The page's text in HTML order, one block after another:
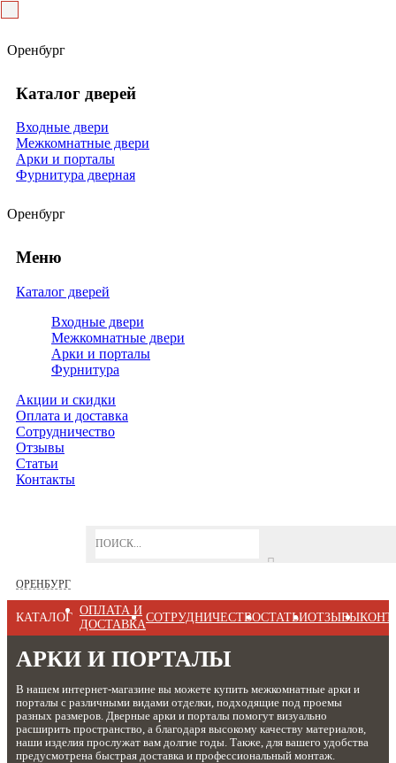
Оренбург
Каталог дверей
Входные двери
Межкомнатные двери
Арки и порталы
Фурнитура дверная
Оренбург
Меню
Каталог дверей
Входные двери
Межкомнатные двери
Арки и порталы
Фурнитура
Акции и скидки
Оплата и доставка
Сотрудничество
Отзывы
Статьи
Контакты
ОРЕНБУРГ
КАТАЛОГ
ОПЛАТА И
ДОСТАВКА
СОТРУДНИЧЕСТВОСТАТЬИОТЗЫВЫ
АРКИ И ПОРТАЛЫ
В нашем интернет-магазине вы можете купить межкомнатные арки и
порталы с различными видами отделки, подходящие под проемы
разных размеров. Дверные арки и порталы помогут визуально
расширить пространство, а благодаря высокому качеству материалов,
наши изделия прослужат вам долгие годы. Также, для вашего удобства
предусмотрена быстрая доставка и профессиональный монтаж.